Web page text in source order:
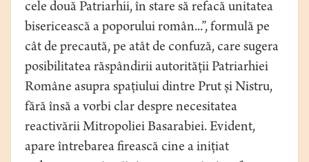
cele două Patriarhii, în stare să refacă unitatea
bisericească a poporului român...”, formulă pe
cât de precaută, pe atât de confuză, care sugera
posibilitatea răspândirii autorității Patriarhiei
Române asupra spațiului dintre Prut și Nistru,
fără însă a vorbi clar despre necesitatea
reactivării Mitropoliei Basarabiei. Evident,
apare întrebarea firească cine a inițiat